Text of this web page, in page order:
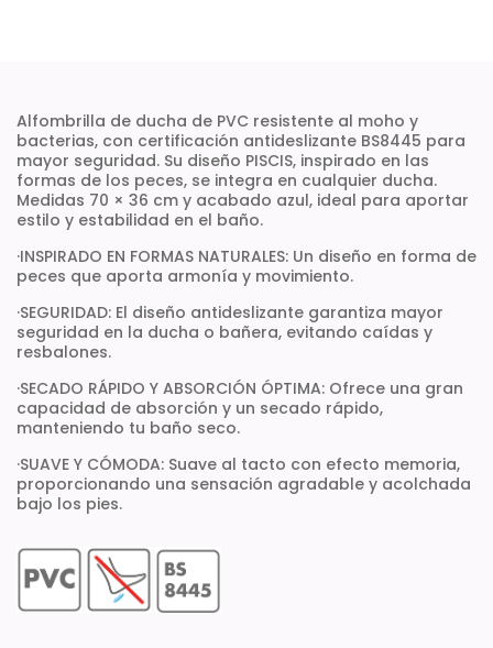
Alfombrilla de ducha de PVC resistente al moho y
bacterias, con certificación antideslizante BS8445 para
mayor seguridad. Su diseño PISCIS, inspirado en las
formas de los peces, se integra en cualquier ducha.
Medidas 70 × 36 cm y acabado azul, ideal para aportar
estilo y estabilidad en el baño.
·INSPIRADO EN FORMAS NATURALES: Un diseño en forma de
peces que aporta armonía y movimiento.
·SEGURIDAD: El diseño antideslizante garantiza mayor
seguridad en la ducha o bañera, evitando caídas y
resbalones.
·SECADO RÁPIDO Y ABSORCIÓN ÓPTIMA: Ofrece una gran
capacidad de absorción y un secado rápido,
manteniendo tu baño seco.
·SUAVE Y CÓMODA: Suave al tacto con efecto memoria,
proporcionando una sensación agradable y acolchada
bajo los pies.